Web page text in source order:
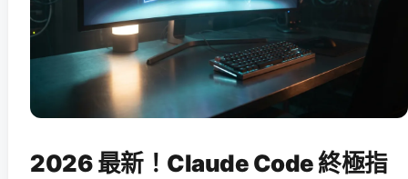
2026 最新！Claude Code 終極指